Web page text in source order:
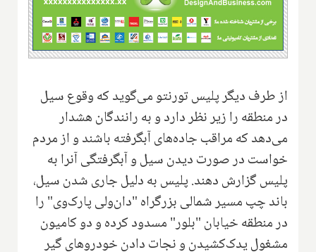
از طرف دیگر پلیس تورنتو می‌گوید که وقوع سیل
در منطقه را زیر نظر دارد و به رانندگان هشدار
می‌دهد که مراقب جاده‌های آبگرفته باشند و از مردم
خواست در صورت دیدن سیل و آبگرفتگی آنرا به
پلیس گزارش دهند. پلیس به دلیل جاری شدن سیل،
باند چپ مسیر شمالی بزرگراه "دان‌ولی پارک‌وی" را
در منطقه خیابان "بلور" مسدود کرده و دو کامیون
مشغول یدک‌کشیدن و نجات دادن خودروهای گیر